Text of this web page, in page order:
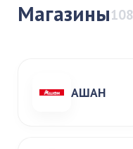
Магазины108
АШАН